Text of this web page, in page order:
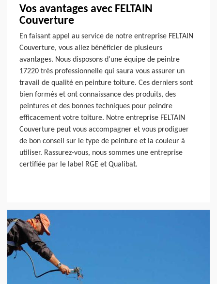
Vos avantages avec FELTAIN
Couverture
En faisant appel au service de notre entreprise FELTAIN
Couverture, vous allez bénéficier de plusieurs
avantages. Nous disposons d’une équipe de peintre
17220 très professionnelle qui saura vous assurer un
travail de qualité en peinture toiture. Ces derniers sont
bien formés et ont connaissance des produits, des
peintures et des bonnes techniques pour peindre
efficacement votre toiture. Notre entreprise FELTAIN
Couverture peut vous accompagner et vous prodiguer
de bon conseil sur le type de peinture et la couleur à
utiliser. Rassurez-vous, nous sommes une entreprise
certifiée par le label RGE et Qualibat.